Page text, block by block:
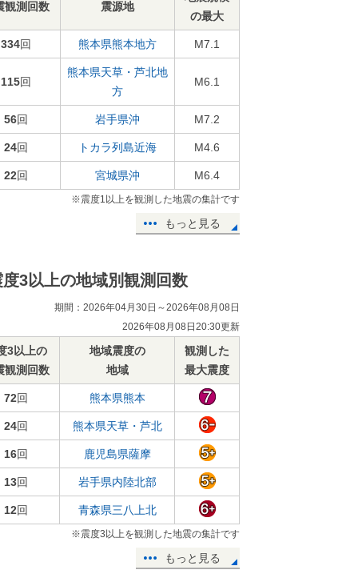
観測回数 震源地
の最大
334回 熊本県熊本地方 M7.1
115回
熊本県天草・芦北地
方
M6.1
56回 岩手県沖 M7.2
24回 トカラ列島近海 M4.6
22回 宮城県沖 M6.4
※震度1以上を観測した地震の集計です
もっと見る
度3以上の地域別観測回数
期間：2026年04月30日～2026年08月08日
2026年08月08日20:30更新
3以上の
観測回数
地域震度の
地域
観測した
最大震度
72回 熊本県熊本
24回 熊本県天草・芦北
16回 鹿児島県薩摩
13回 岩手県内陸北部
12回 青森県三八上北
※震度3以上を観測した地震の集計です
もっと見る